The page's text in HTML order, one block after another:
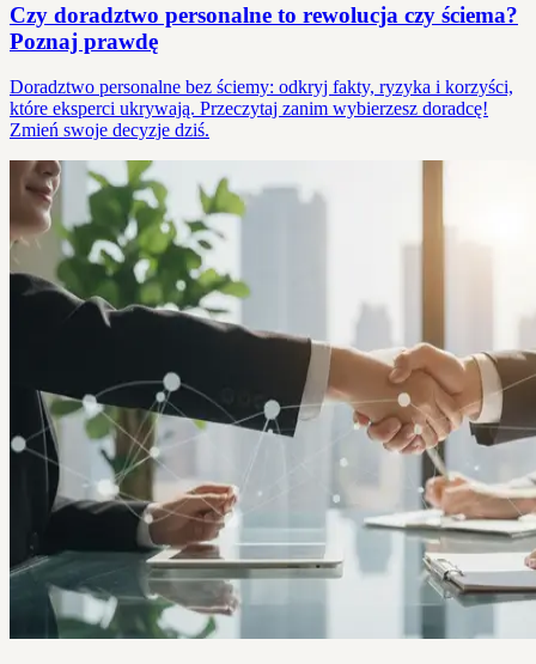
Czy doradztwo personalne to rewolucja czy ściema?
Poznaj prawdę
Doradztwo personalne bez ściemy: odkryj fakty, ryzyka i korzyści,
które eksperci ukrywają. Przeczytaj zanim wybierzesz doradcę!
Zmień swoje decyzje dziś.